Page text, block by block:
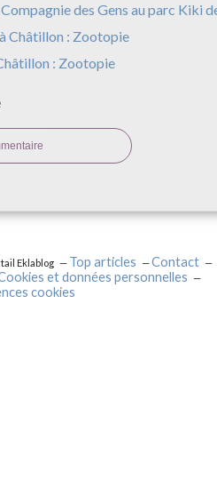
des Gens au parc Kiki
: Zootopie
Eklablog Top articles
Contact
et données personnelles
cookies